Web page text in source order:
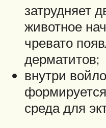
затрудняет
животное
чревато
дерматитов;
внутри
среда для